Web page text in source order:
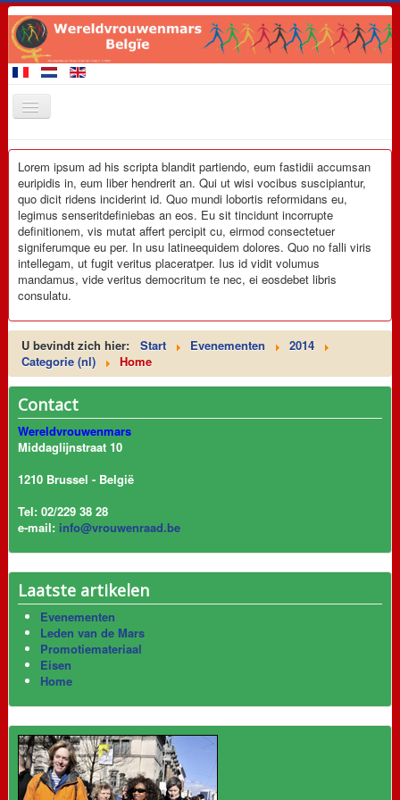
Startpagina
Leden van de Mars
Demonstratie 28 september 2017
Evenementen
Eisen
Promotiemateriaal
Contact
Links
Lorem ipsum ad his scripta blandit partiendo, eum fastidii accumsan
euripidis in, eum liber hendrerit an. Qui ut wisi vocibus suscipiantur,
quo dicit ridens inciderint id. Quo mundi lobortis reformidans eu,
legimus senseritdefiniebas an eos. Eu sit tincidunt incorrupte
definitionem, vis mutat affert percipit cu, eirmod consectetuer
signiferumque eu per. In usu latineequidem dolores. Quo no falli viris
intellegam, ut fugit veritus placeratper. Ius id vidit volumus
mandamus, vide veritus democritum te nec, ei eosdebet libris
consulatu.
U bevindt zich hier: Start Evenementen
2014
Categorie (nl)
Home
Contact
Wereldvrouwenmars
Middaglijnstraat 10
1210 Brussel - België
Tel: 02/229 38 28
e-mail: info@vrouwenraad.be
Laatste artikelen
Evenementen
Leden van de Mars
Promotiemateriaal
Eisen
Home